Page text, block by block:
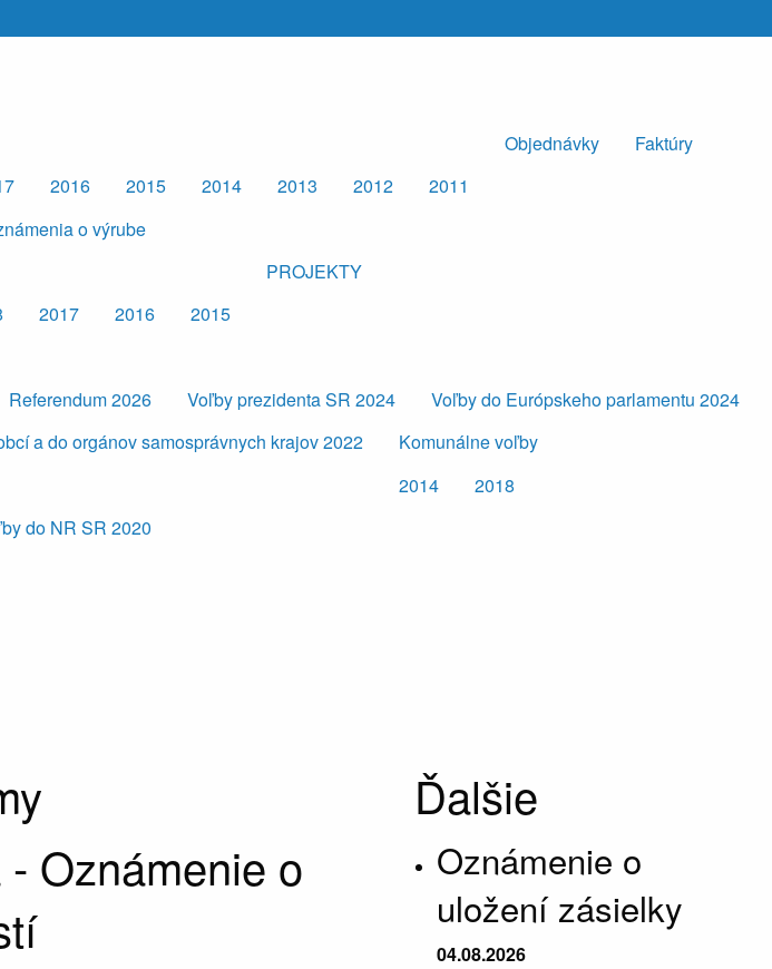
2016 2015 2014 2013 2012 2011
Objednávky Faktúry
o výrube
2017 2016 2015
PROJEKTY
Referendum 2026 Voľby prezidenta SR 2024
Voľby do Európskeho parlamentu 2024
a do orgánov samosprávnych krajov 2022
Komunálne voľby
2014
2018
do NR SR 2020
Oznámenie o
Ďalšie
Oznámenie o
uložení zásielky
04.08.2026